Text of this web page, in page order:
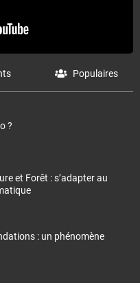
Populaires
?
et Forêt : s’adapter au
: un phénomène